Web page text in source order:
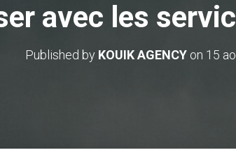
avec les
Published by KOUIK AGENCY on 15